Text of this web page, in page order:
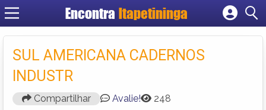
Encontra Itapetininga
Cadastrar empresa
Criar conta
SUL AMERICANA CADERNOS
INDUSTR
Compartilhar Avalie! 248